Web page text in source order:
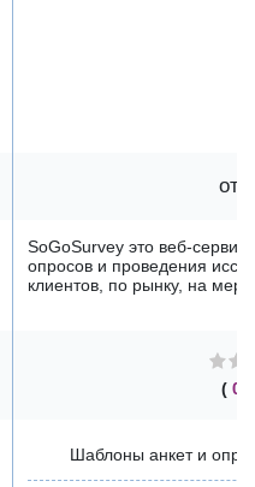
от
SoGoSurvey это веб-сервис
опросов и проведения
клиентов, по рынку, на
( 0
Шаблоны анкет и